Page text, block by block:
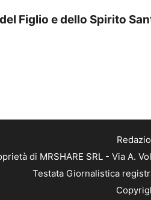
Figlio e dello Spirito
di MRSHARE SRL - Via A.
Testata Giornalistica